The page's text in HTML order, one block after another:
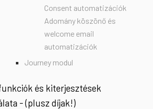
Consent automatizációk
Adomány köszönő és
welcome email
automatizációk
Journey modul
és kiterjesztések
- (plusz díjak!)